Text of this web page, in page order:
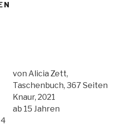
von Alicia Zett,
Taschenbuch, 367 Seiten
Knaur, 2021
ab 15 Jahren